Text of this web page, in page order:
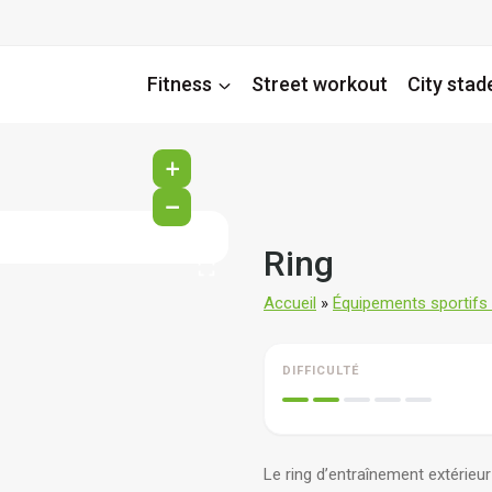
Fitness Street workout City
+
−
Ring
Accueil » Équipements sportifs
DIFFICULTÉ
Le ring d’entraînement